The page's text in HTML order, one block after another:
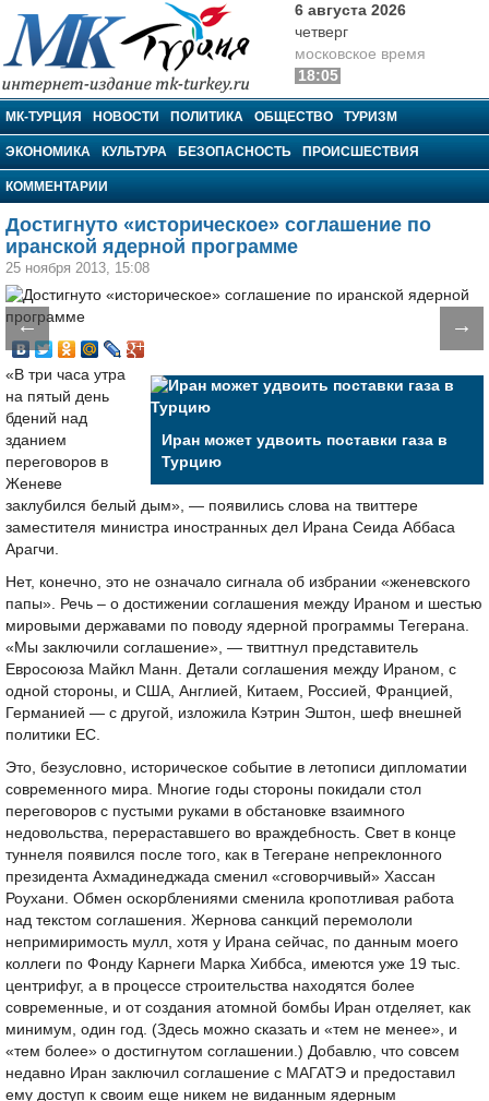
МК-Турция
6 августа 2026
четверг
московское время
18:05
МК-ТУРЦИЯ НОВОСТИ ПОЛИТИКА ОБЩЕСТВО ТУРИЗМ
ЭКОНОМИКА КУЛЬТУРА БЕЗОПАСНОСТЬ ПРОИСШЕСТВИЯ
КОММЕНТАРИИ
Достигнуто «историческое» соглашение по
иранской ядерной программе
25 ноября 2013, 15:08
← →
Иран может удвоить поставки газа в
Турцию
«В три часа утра
на пятый день
бдений над
зданием
переговоров в
Женеве
заклубился белый дым», — появились слова на твиттере
заместителя министра иностранных дел Ирана Сеида Аббаса
Арагчи.
Нет, конечно, это не означало сигнала об избрании «женевского
папы». Речь – о достижении соглашения между Ираном и шестью
мировыми державами по поводу ядерной программы Тегерана.
«Мы заключили соглашение», — твиттнул представитель
Евросоюза Майкл Манн. Детали соглашения между Ираном, с
одной стороны, и США, Англией, Китаем, Россией, Францией,
Германией — с другой, изложила Кэтрин Эштон, шеф внешней
политики ЕС.
Это, безусловно, историческое событие в летописи дипломатии
современного мира. Многие годы стороны покидали стол
переговоров с пустыми руками в обстановке взаимного
недовольства, перераставшего во враждебность. Свет в конце
туннеля появился после того, как в Тегеране непреклонного
президента Ахмадинеджада сменил «сговорчивый» Хассан
Роухани. Обмен оскорблениями сменила кропотливая работа
над текстом соглашения. Жернова санкций перемололи
непримиримость мулл, хотя у Ирана сейчас, по данным моего
коллеги по Фонду Карнеги Марка Хиббса, имеются уже 19 тыс.
центрифуг, а в процессе строительства находятся более
современные, и от создания атомной бомбы Иран отделяет, как
минимум, один год. (Здесь можно сказать и «тем не менее», и
«тем более» о достигнутом соглашении.) Добавлю, что совсем
недавно Иран заключил соглашение с МАГАТЭ и предоставил
ему доступ к своим еще никем не виданным ядерным